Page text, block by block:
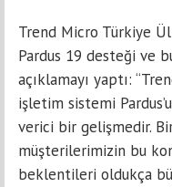
Trend Micro Türkiye
Pardus 19 desteği ve
açıklamayı yaptı:
işletim sistemi
verici bir gelişmedir.
müşterilerimizin bu
beklentileri oldukça